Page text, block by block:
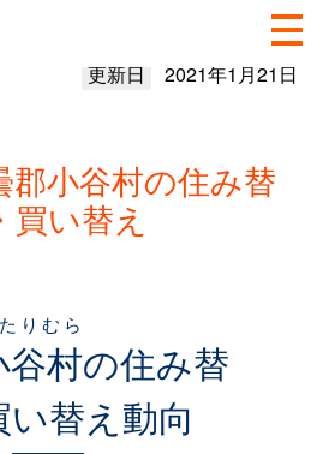
更新日 2021年1月21日
郡小谷村の住み替
買い替え
谷村
りむら
の住み替
い替え動向